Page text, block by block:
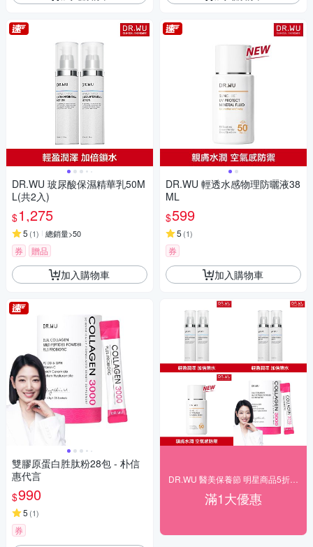
DR.WU 玻尿酸保濕精華乳50M
L(共2入)
$1,275
5 (1) 總銷量>50
券 贈品
加入購物車
雙膠原蛋白胜肽粉28包 - 朴信
惠代言
$990
5 (1)
券
DR.WU 輕透水感物理防曬液38
ML
$599
5 (1)
券
加入購物車
滿1大優惠